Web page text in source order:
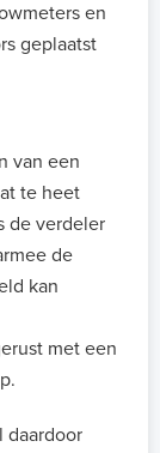
en
geplaatst
van een
te heet
de verdeler
de
kan
met een
daardoor